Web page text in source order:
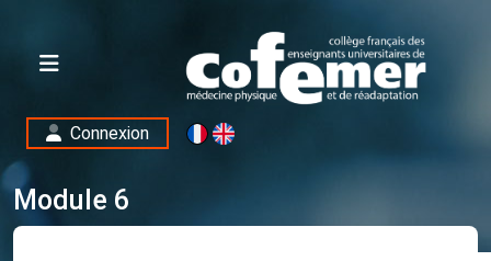
Connexion
Module 6